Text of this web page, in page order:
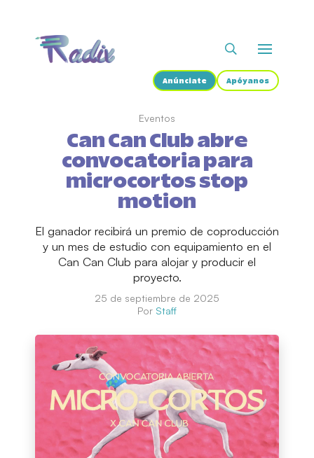
Anúnciate Apóyanos
Eventos
Can Can Club abre
convocatoria para
microcortos stop
motion
El ganador recibirá un premio de coproducción
y un mes de estudio con equipamiento en el
Can Can Club para alojar y producir el
proyecto.
25 de septiembre de 2025
Por Staff